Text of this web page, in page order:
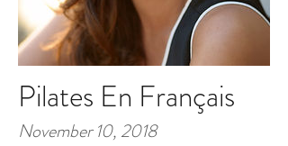
Pilates En Français
November 10, 2018